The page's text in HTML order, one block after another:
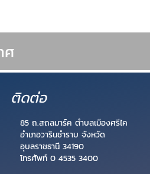
ศ
ติดต่อ
85 ถ.สถลมาร์ค ตำบลเมืองศรีไค
อำเภอวารินชำราบ จังหวัด
อุบลราชธานี 34190
โทรศัพท์ 0 4535 3400